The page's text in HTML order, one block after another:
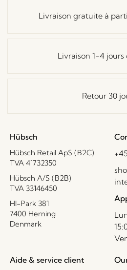
Livraison gratuite à
Livraison 1-4 jours
Retour 30
Hübsch
Hübsch Retail ApS (B2C)
TVA 41732350
Hübsch A/S (B2B)
TVA 33146450
HI-Park 381
7400 Herning
Denmark
Aide & service client